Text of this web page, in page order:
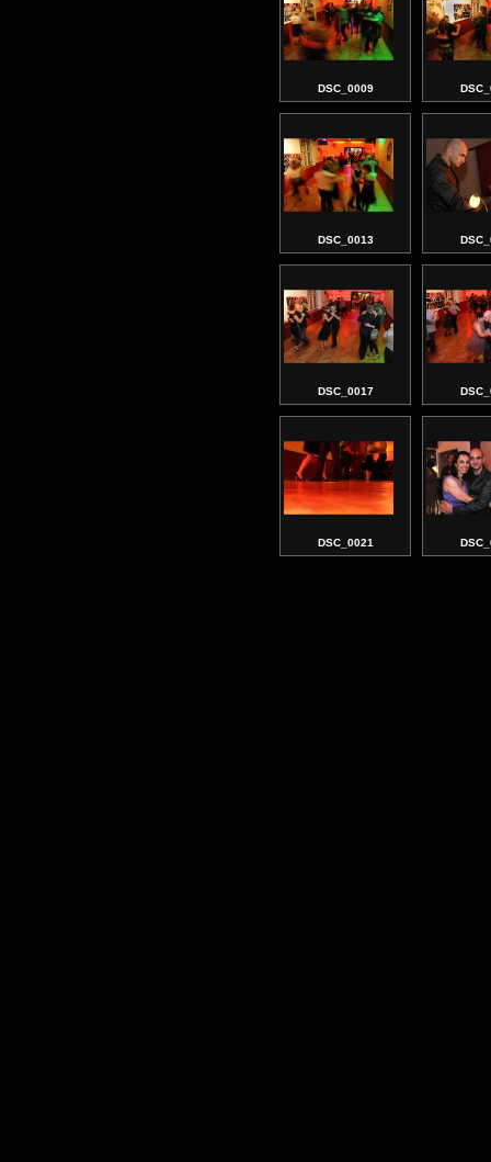
DSC_0009
DSC_0013
DSC_0017
DSC_0021